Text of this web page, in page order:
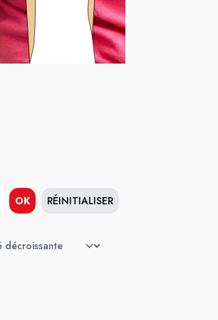
OK RÉINITIALISER